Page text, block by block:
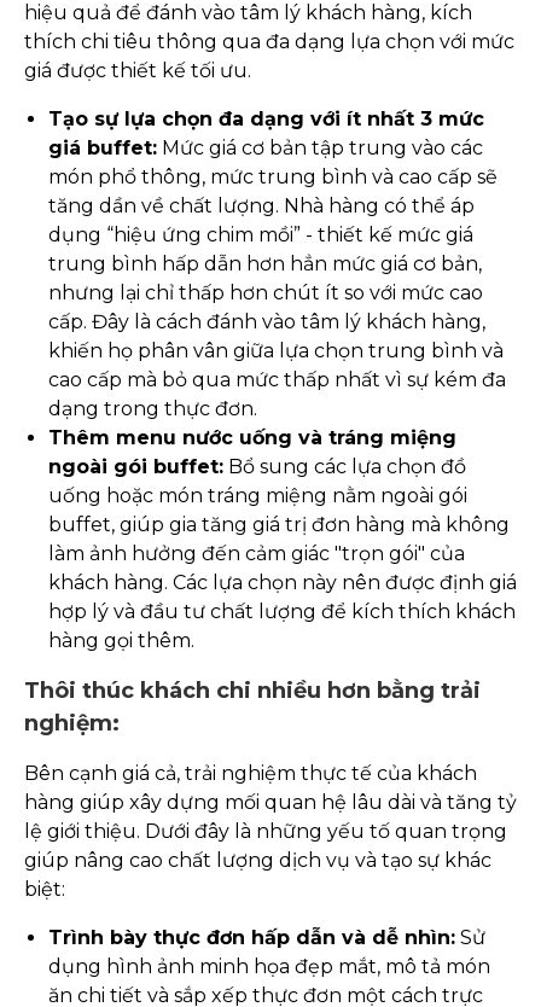
hiệu quả để đánh vào tâm lý khách hàng, kích
thích chi tiêu thông qua đa dạng lựa chọn với mức
giá được thiết kế tối ưu.
Tạo sự lựa chọn đa dạng với ít nhất 3 mức
giá buffet: Mức giá cơ bản tập trung vào các
món phổ thông, mức trung bình và cao cấp sẽ
tăng dần về chất lượng. Nhà hàng có thể áp
dụng “hiệu ứng chim mồi” - thiết kế mức giá
trung bình hấp dẫn hơn hẳn mức giá cơ bản,
nhưng lại chỉ thấp hơn chút ít so với mức cao
cấp. Đây là cách đánh vào tâm lý khách hàng,
khiến họ phân vân giữa lựa chọn trung bình và
cao cấp mà bỏ qua mức thấp nhất vì sự kém đa
dạng trong thực đơn.
Thêm menu nước uống và tráng miệng
ngoài gói buffet: Bổ sung các lựa chọn đồ
uống hoặc món tráng miệng nằm ngoài gói
buffet, giúp gia tăng giá trị đơn hàng mà không
làm ảnh hưởng đến cảm giác "trọn gói" của
khách hàng. Các lựa chọn này nên được định giá
hợp lý và đầu tư chất lượng để kích thích khách
hàng gọi thêm.
Thôi thúc khách chi nhiều hơn bằng trải
nghiệm:
Bên cạnh giá cả, trải nghiệm thực tế của khách
hàng giúp xây dựng mối quan hệ lâu dài và tăng tỷ
lệ giới thiệu. Dưới đây là những yếu tố quan trọng
giúp nâng cao chất lượng dịch vụ và tạo sự khác
biệt:
Trình bày thực đơn hấp dẫn và dễ nhìn: Sử
dụng hình ảnh minh họa đẹp mắt, mô tả món
ăn chi tiết và sắp xếp thực đơn một cách trực